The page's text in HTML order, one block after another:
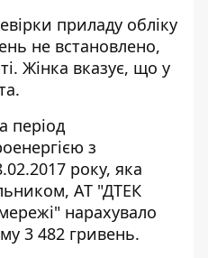
приладу обліку
не встановлено,
Жінка вказує, що у
період
з
року, яка
АТ "ДТЕК
нарахувало
3 482 гривень.